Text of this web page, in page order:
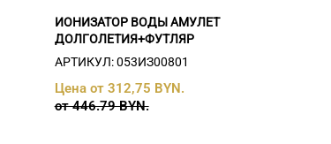
ИОНИЗАТОР ВОДЫ АМУЛЕТ
ДОЛГОЛЕТИЯ+ФУТЛЯР
АРТИКУЛ: 053ИЗ00801
Цена от 312,75 BYN.
от 446.79 BYN.